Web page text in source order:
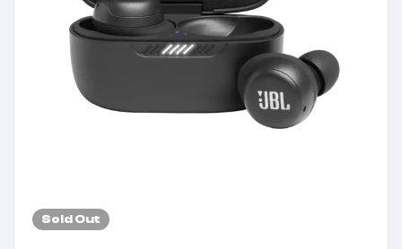
SoldOut